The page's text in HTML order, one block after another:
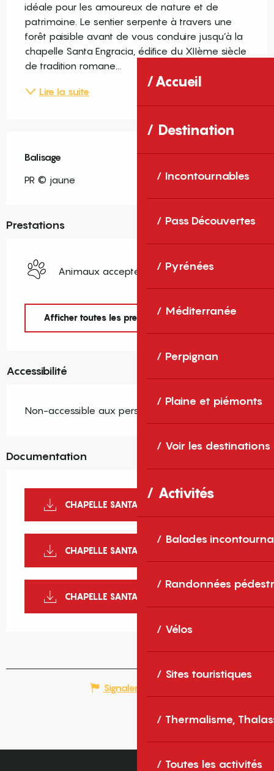
Accueil
Destination
Incontournables
Pass Découvertes
Pyrénées
Méditerranée
Perpignan
Plaine et piémonts
Voir les destinations
Activités
Balades
Randonnées
Vélos
Sites touristiques
Thermalisme,
Toutes les activités
idéale pour les amoureux de nature et de
patrimoine. Le sentier serpente à travers une
forêt paisible avant de vous conduire jusqu’à la
chapelle Santa Engracia, édifice du XIIème siècle
de tradition romane...
Lire la suite
Balisage
PR © jaune
Prestations
Animaux acceptés
Afficher toutes les prestations
Accessibilité
Non-accessible aux personnes handicapées
Documentation
CHAPELLE SANTA ENGRACIA
CHAPELLE SANTA ENGRACIA GPX
CHAPELLE SANTA ENGRACIA KML
Signaler une erreur